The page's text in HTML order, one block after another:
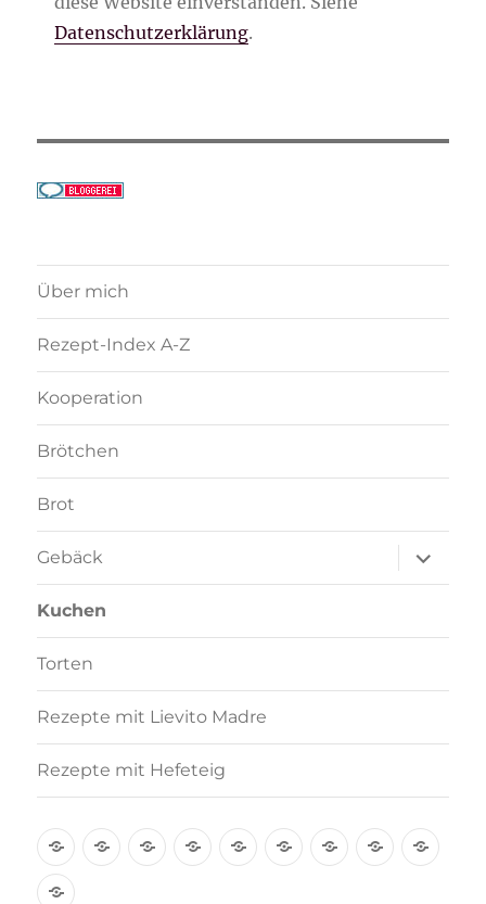
Datenschutzerklärung.
Über mich
Rezept-Index A-Z
Kooperation
Brötchen
Brot
Gebäck
anzeigen
Kuchen
Torten
Rezepte mit Lievito Madre
Rezepte mit Hefeteig
Über
mich
Rezept-
Index
Kooperation
Brötchen
Brot GebäckKuchenTorten
Rezepte